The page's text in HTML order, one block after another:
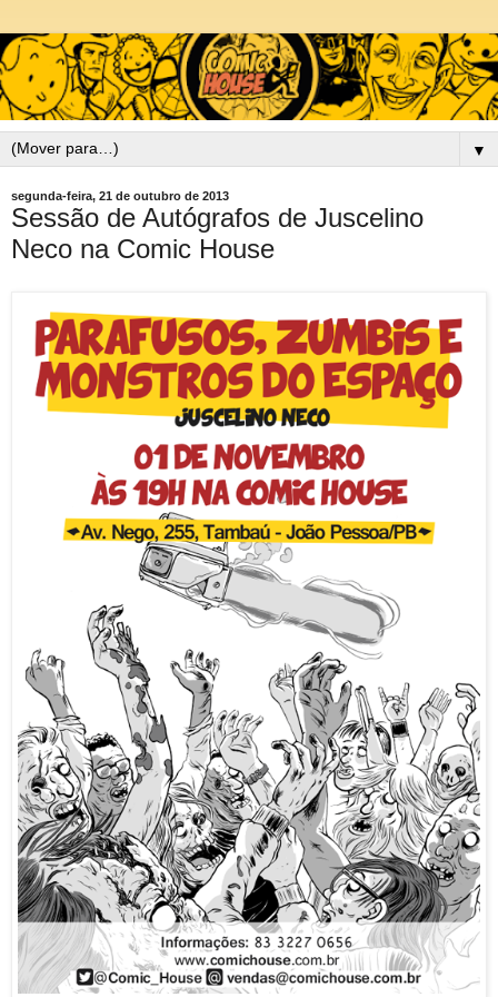
▼
segunda-feira, 21 de outubro de 2013
Sessão de Autógrafos de Juscelino
Neco na Comic House